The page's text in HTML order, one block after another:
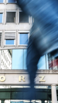
kakršnih koli